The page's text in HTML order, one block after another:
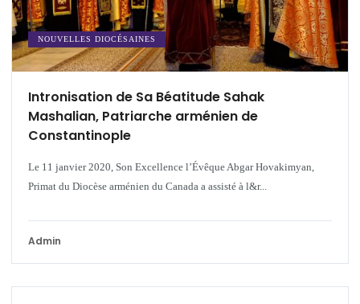
NOUVELLES DIOCÉSAINES
Intronisation de Sa Béatitude Sahak
Mashalian, Patriarche arménien de
Constantinople
Le 11 janvier 2020, Son Excellence l’Évêque Abgar Hovakimyan,
Primat du Diocèse arménien du Canada a assisté à l&r...
Admin